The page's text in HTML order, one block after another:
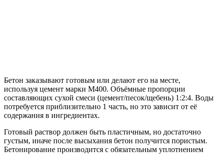
Бетон заказывают готовым или делают его на месте,
используя цемент марки М400. Объёмные пропорции
составляющих сухой смеси (цемент/песок/щебень) 1:2:4. Воды
потребуется приблизительно 1 часть, но это зависит от её
содержания в ингредиентах.
Готовый раствор должен быть пластичным, но достаточно
густым, иначе после высыхания бетон получится пористым.
Бетонирование производится с обязательным уплотнением